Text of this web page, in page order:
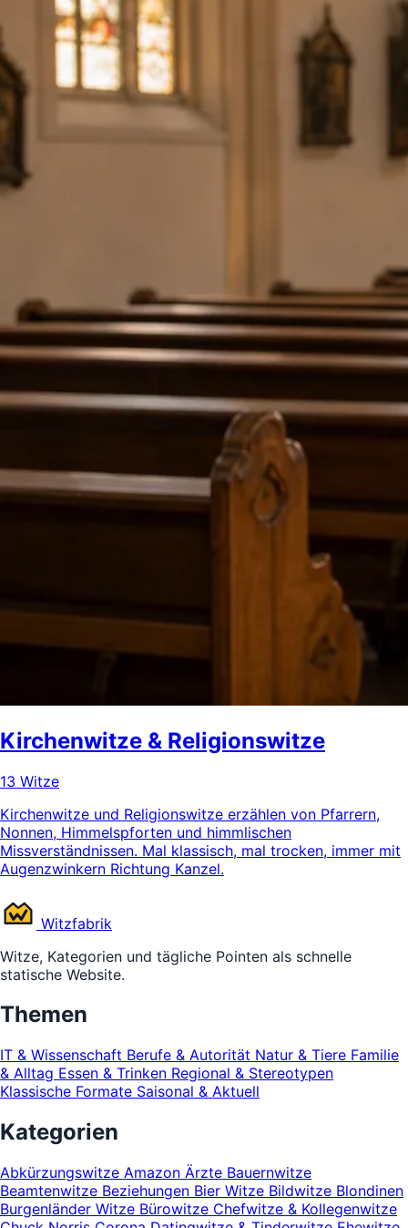
Kirchenwitze & Religionswitze
13 Witze
Kirchenwitze und Religionswitze erzählen von Pfarrern,
Nonnen, Himmelspforten und himmlischen
Missverständnissen. Mal klassisch, mal trocken, immer mit
Augenzwinkern Richtung Kanzel.
Witzfabrik
Witze, Kategorien und tägliche Pointen als schnelle
statische Website.
Themen
IT & Wissenschaft Berufe & Autorität Natur & Tiere Familie
& Alltag Essen & Trinken Regional & Stereotypen
Klassische Formate Saisonal & Aktuell
Kategorien
Abkürzungswitze Amazon Ärzte Bauernwitze
Beamtenwitze Beziehungen Bier Witze Bildwitze Blondinen
Burgenländer Witze Bürowitze Chefwitze & Kollegenwitze